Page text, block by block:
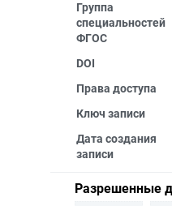
Группа
специальностей
ФГОС
DOI
Права доступа
Ключ записи
Дата создания
записи
Разрешенные